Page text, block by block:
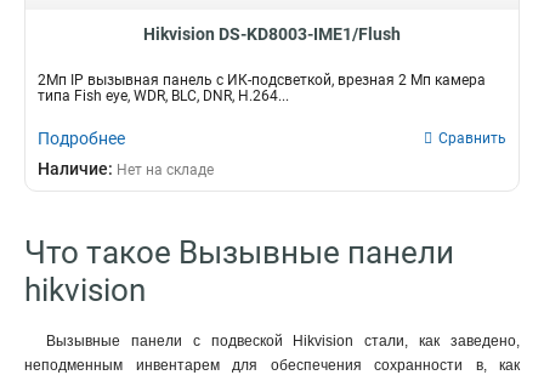
Hikvision DS-KD8003-IME1/Flush
2Мп IP вызывная панель c ИК-подсветкой, врезная 2 Мп камера
типа Fish eye, WDR, BLC, DNR, H.264...
Подробнее Сравнить
Наличие: Нет на складе
Что такое Вызывные панели
hikvision
Вызывные панели с подвеской Hikvision стали, как заведено,
неподменным инвентарем для обеспечения сохранности в, как